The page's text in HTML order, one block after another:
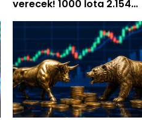
verecek! 1000 lota 2.154
TL'ye kadar net ödeme